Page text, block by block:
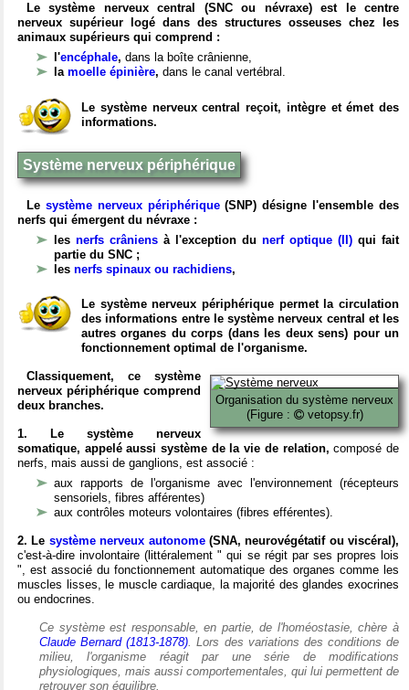
Le système nerveux central (SNC ou névraxe) est le centre
nerveux supérieur logé dans des structures osseuses chez les
animaux supérieurs qui comprend :
l'encéphale, dans la boîte crânienne,
la moelle épinière, dans le canal vertébral.
Le système nerveux central reçoit, intègre et émet des
informations.
Système nerveux périphérique
Le système nerveux périphérique(SNP) désigne l'ensemble des
nerfs qui émergent du névraxe :
les nerfs crâniens à l'exception du nerf optique (II) qui fait
partie du SNC ;
les nerfs spinaux ou rachidiens,
Le système nerveux périphérique permet la circulation
des informations entre le système nerveux central et les
autres organes du corps (dans les deux sens) pour un
fonctionnement optimal de l'organisme.
Organisation du système nerveux
(Figure :
vetopsy.fr)
Classiquement, ce système
nerveux périphérique comprend
deux branches.
1. Le système nerveux
somatique, appelé aussi système de la vie de relation, composé de
nerfs, mais aussi de ganglions, est associé :
aux rapports de l'organisme avec l'environnement (récepteurs
sensoriels, fibres afférentes)
aux contrôles moteurs volontaires (fibres efférentes).
2. Le système nerveux autonome(SNA, neurovégétatif ou viscéral),
c'est-à-dire involontaire (littéralement " qui se régit par ses propres lois
", est associé du fonctionnement automatique des organes comme les
muscles lisses, le muscle cardiaque, la majorité des glandes exocrines
ou endocrines.
Ce système est responsable, en partie, de l'homéostasie, chère à
Claude Bernard (1813-1878). Lors des variations des conditions de
milieu, l'organisme réagit par une série de modifications
physiologiques, mais aussi comportementales, qui lui permettent de
retrouver son équilibre.